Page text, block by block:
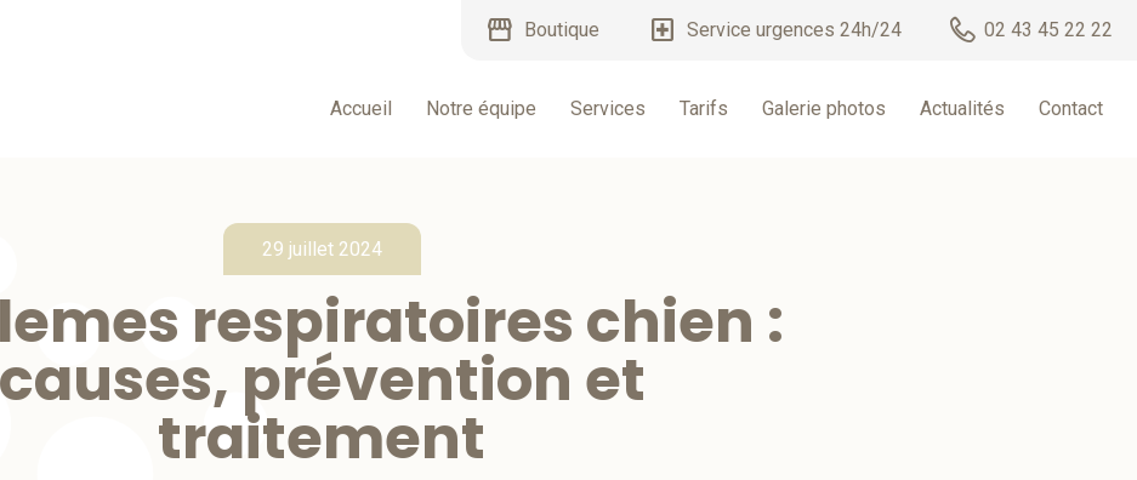
storefront Boutique local_hospital Service urgences 24h/24 02 43 45 22 22
Accueil Notre équipe Services Tarifs Galerie photos Actualités Contact
29 juillet 2024
respiratoires chien :
causes, prévention et
traitement